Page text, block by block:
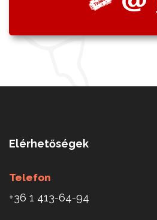
Elérhetőségek
Telefon
+36 1 413-64-94